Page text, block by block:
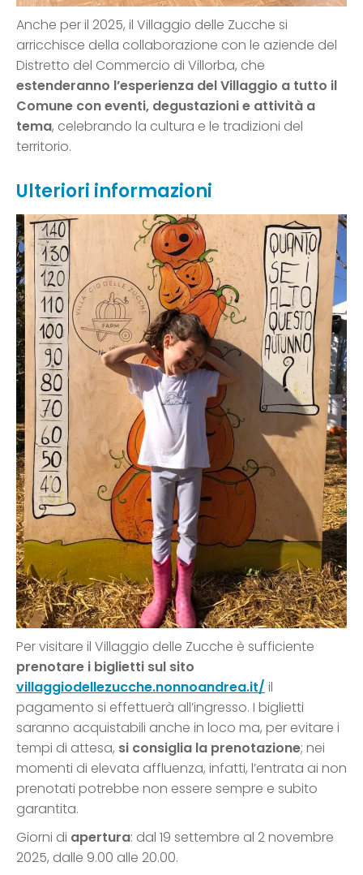
Anche per il 2025, il Villaggio delle Zucche si
arricchisce della collaborazione con le aziende del
Distretto del Commercio di Villorba, che
estenderanno l’esperienza del Villaggio a tutto il
Comune con eventi, degustazioni e attività a
tema, celebrando la cultura e le tradizioni del
territorio.
Ulteriori informazioni
Per visitare il Villaggio delle Zucche è sufficiente
prenotare i biglietti sul sito
villaggiodellezucche.nonnoandrea.it/ il
pagamento si effettuerà all’ingresso. I biglietti
saranno acquistabili anche in loco ma, per evitare i
tempi di attesa, si consiglia la prenotazione; nei
momenti di elevata affluenza, infatti, l’entrata ai non
prenotati potrebbe non essere sempre e subito
garantita.
Giorni di apertura: dal 19 settembre al 2 novembre
2025, dalle 9.00 alle 20.00.